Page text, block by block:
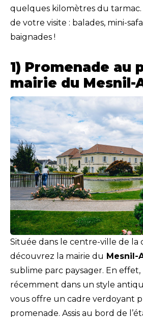
quelques kilomètres du
de votre visite : balades, mini-
baignades !
1) Promenade au
mairie du Mesnil-
Située dans le centre-ville de la
découvrez la mairie du Mesnil-
sublime parc paysager. En
récemment dans un style
vous offre un cadre verdoyant
promenade. Assis au bord de